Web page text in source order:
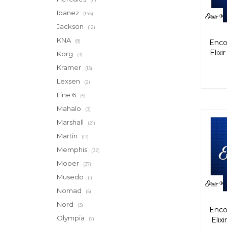
Ibanez (145)
Jackson (12)
KNA (8)
Korg (3)
Kramer (13)
Lexsen (2)
Line 6 (5)
Mahalo (3)
Marshall (21)
Martin (17)
Memphis (32)
Mooer (37)
Musedo (1)
Nomad (5)
Nord (3)
Olympia (7)